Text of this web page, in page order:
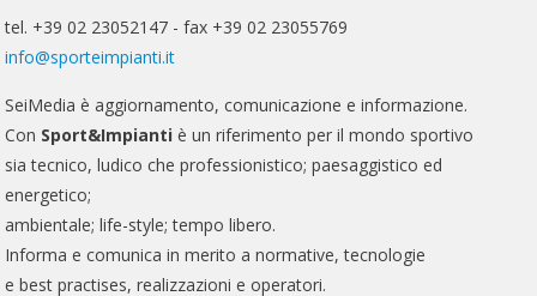
tel. +39 02 23052147 - fax +39 02 23055769
info@sporteimpianti.it
SeiMedia è aggiornamento, comunicazione e informazione.
Con Sport&Impianti è un riferimento per il mondo sportivo
sia tecnico, ludico che professionistico; paesaggistico ed
energetico;
ambientale; life-style; tempo libero.
Informa e comunica in merito a normative, tecnologie
e best practises, realizzazioni e operatori.